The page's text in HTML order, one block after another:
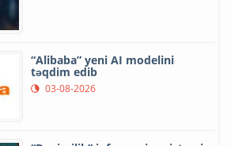
“Alibaba” yeni AI modelini
təqdim edib
03-08-2026